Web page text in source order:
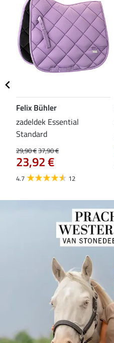
Felix Bühler
zadeldek Essential
Standard
29,90 €37,90 €
23,92 €
4.7 12